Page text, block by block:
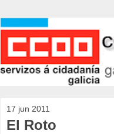
17 jun 2011
El Roto